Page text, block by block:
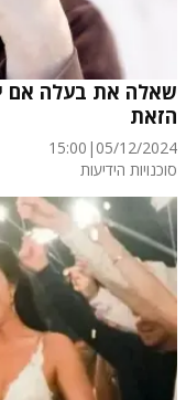
שאלה את בעלה אם
הזאת
05/12/2024
|
15:00
סוכנויות הידיעות